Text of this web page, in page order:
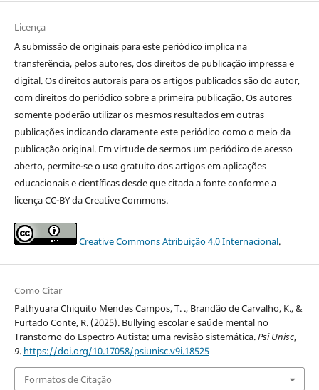
Licença
A submissão de originais para este periódico implica na
transferência, pelos autores, dos direitos de publicação impressa e
digital. Os direitos autorais para os artigos publicados são do autor,
com direitos do periódico sobre a primeira publicação. Os autores
somente poderão utilizar os mesmos resultados em outras
publicações indicando claramente este periódico como o meio da
publicação original. Em virtude de sermos um periódico de acesso
aberto, permite-se o uso gratuito dos artigos em aplicações
educacionais e científicas desde que citada a fonte conforme a
licença CC-BY da Creative Commons.
Creative Commons Atribuição 4.0 Internacional.
Como Citar
Pathyuara Chiquito Mendes Campos, T. ., Brandão de Carvalho, K., &
Furtado Conte, R. (2025). Bullying escolar e saúde mental no
Transtorno do Espectro Autista: uma revisão sistemática.Psi Unisc,
9. https://doi.org/10.17058/psiunisc.v9i.18525
Formatos de Citação